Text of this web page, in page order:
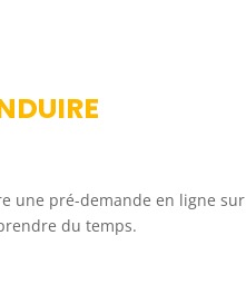
une pré-demande en ligne
du temps.